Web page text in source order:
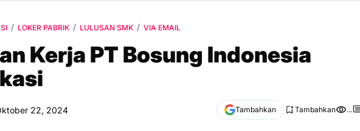
LOKER PABRIK LULUSAN SMK VIA EMAIL
Kerja PT Bosung Indonesia
22, 2024 Tambahkan Tambahkan ...